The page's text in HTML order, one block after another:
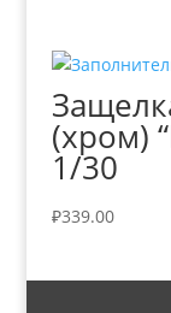
(хром)
1/30
₽339.00